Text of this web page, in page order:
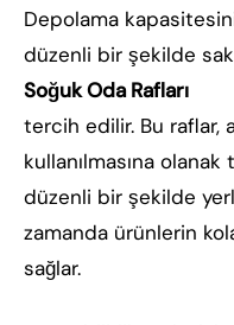
Depolama
düzenli bir şekilde
Soğuk Oda Rafları
tercih edilir. Bu raflar,
kullanılmasına
düzenli bir şekilde
zamanda ürünlerin
sağlar.